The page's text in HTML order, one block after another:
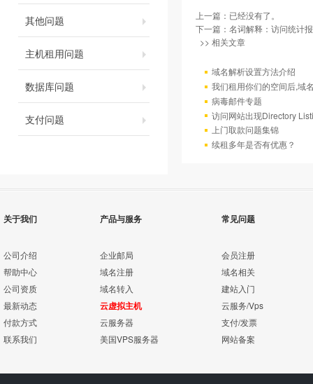
其他问题
主机租用问题
数据库问题
支付问题
上一篇：已经没有了。
下一篇： 名词解释：访问统计
>> 相关文章
域名解析设置方法介绍
我们租用你们的空间后,域
病毒邮件专题
访问网站出现Directory
上门取款问题集锦
续租多年是否有优惠？
关于我们
公司介绍
帮助中心
公司资质
最新动态
付款方式
联系我们
产品与服务
企业邮局
域名注册
域名转入
云虚拟主机
云服务器
美国VPS服务器
常见问题
会员注册
域名相关
建站入门
云服务/Vps
支付/发票
网站备案